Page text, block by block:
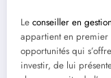
Le conseiller en
appartient en premier
opportunités qui
investir, de lui